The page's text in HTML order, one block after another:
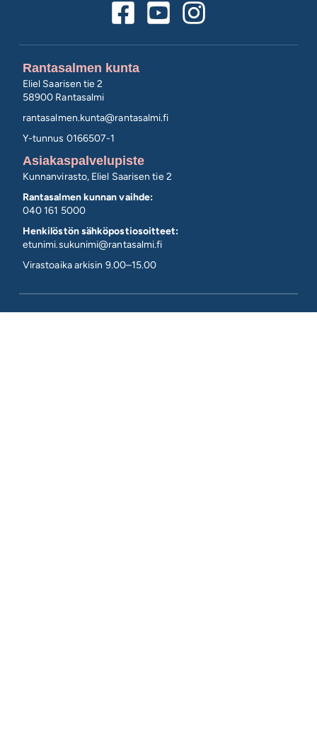
Rantasalmen kunta
Eliel Saarisen tie 2
58900 Rantasalmi
rantasalmen.kunta@rantasalmi.fi
Y-tunnus 0166507-1
Asiakaspalvelupiste
Kunnanvirasto, Eliel Saarisen tie 2
Rantasalmen kunnan vaihde:
040 161 5000
Henkilöstön sähköpostiosoitteet:
etunimi.sukunimi@rantasalmi.fi
Virastoaika arkisin 9.00–15.00